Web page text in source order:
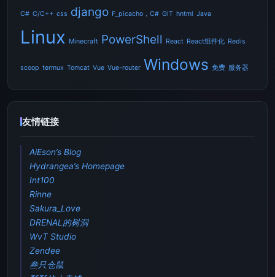
C# C/C++ css django F_picacho，C# GIT hntml Java
Linux Minecraft PowerShell React React组件化 Redis
scoop termux Tomcat Vue Vue-router Windows 免费 服务器
友情链接
AiEson’s Blog
Hydrangea’s Homepage
Int100
Rinne
Sakura_Love
DRENAL的树洞
WvT Studio
Zendee
叁只仓鼠